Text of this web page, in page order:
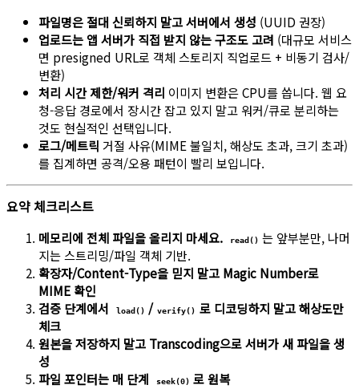
파일명은 절대 신뢰하지 말고 서버에서 생성 (UUID 권장)
업로드는 앱 서버가 직접 받지 않는 구조도 고려 (대규모 서비스
면 presigned URL로 객체 스토리지 직업로드 + 비동기 검사/
변환)
처리 시간 제한/워커 격리 이미지 변환은 CPU를 씁니다. 웹 요
청-응답 경로에서 장시간 잡고 있지 말고 워커/큐로 분리하는
것도 현실적인 선택입니다.
로그/메트릭 거절 사유(MIME 불일치, 해상도 초과, 크기 초과)
를 집계하면 공격/오용 패턴이 빨리 보입니다.
요약 체크리스트
메모리에 전체 파일을 올리지 마세요. read() 는 앞부분만, 나머
지는 스트리밍/파일 객체 기반.
확장자/Content-Type을 믿지 말고 Magic Number로
MIME 확인
검증 단계에서
load() / verify() 로 디코딩하지 말고 해상도만
체크
원본을 저장하지 말고 Transcoding으로 서버가 새 파일을 생
성
파일 포인터는 매 단계
seek(0) 로 원복